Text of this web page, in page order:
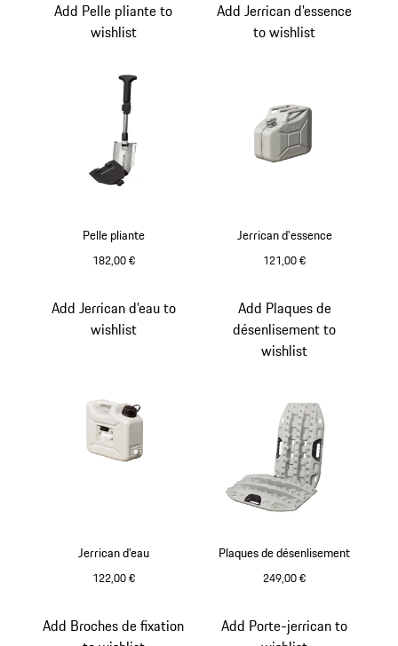
Pelle pliante
182,00 €
Add Pelle pliante to
wishlist
Jerrican d'essence
121,00 €
Add Jerrican d'essence
to wishlist
Jerrican d’eau
122,00 €
Add Jerrican d’eau to
wishlist
Plaques de désenlisement
249,00 €
Add Plaques de
désenlisement to
wishlist
Add Broches de fixation
Add Porte-jerrican to